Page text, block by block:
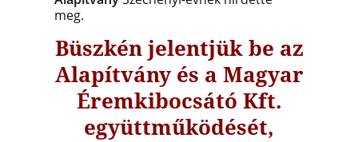
meg.
Büszkén jelentjük be az
Alapítvány és a Magyar
Éremkibocsátó Kft.
együttműködését,